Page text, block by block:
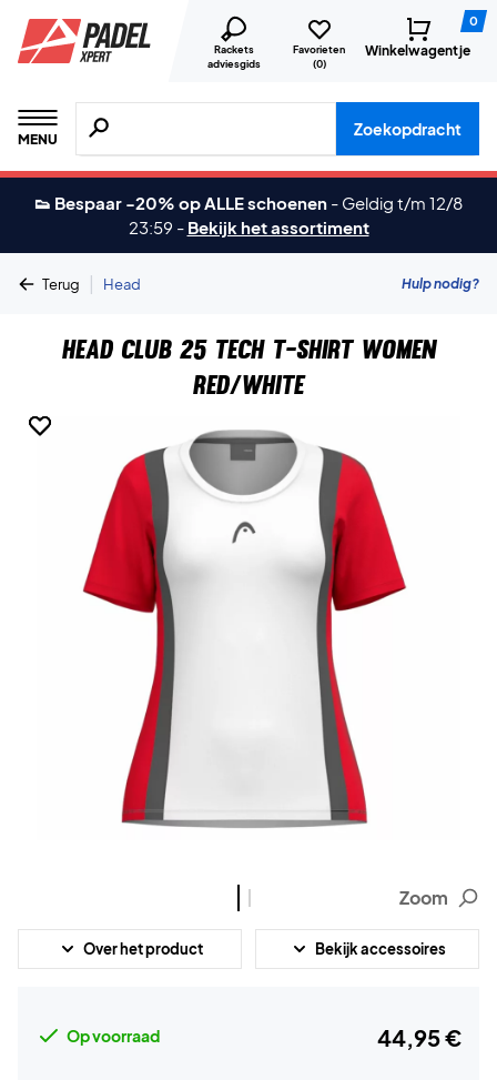
Rackets
adviesgids
Favorieten
(0)
0
Winkelwagentje
MENU
Zoeken naar producten, merken etc.
Zoekopdracht
👟 Bespaar -20% op ALLE schoenen - Geldig t/m 12/8
23:59 - Bekijk het assortiment
Terug | Head Hulp nodig?
Head Club 25 Tech T-shirt Women
Red/White
Zoom
Over het product Bekijk accessoires
Op voorraad 44,95 €